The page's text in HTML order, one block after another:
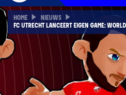
HOME
NIEUWS
FC UTRECHT LANCEERT EIGEN GAME: